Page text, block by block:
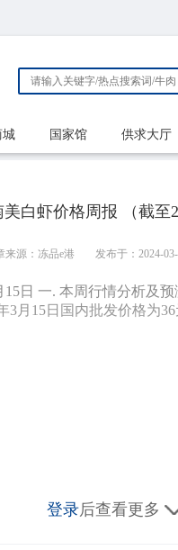
城 国家馆 供求大厅
白虾价格周报 （截至
来源：冻品e港 发布于：2024-
日 一. 本周行情分析及
3月15日国内批发价格为
登录后查看更多